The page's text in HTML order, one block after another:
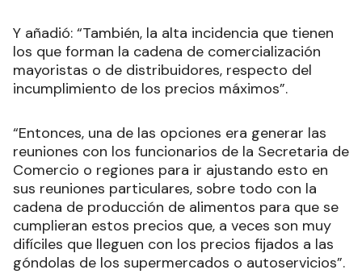
Y añadió: “También, la alta incidencia que tienen
los que forman la cadena de comercialización
mayoristas o de distribuidores, respecto del
incumplimiento de los precios máximos”.
“Entonces, una de las opciones era generar las
reuniones con los funcionarios de la Secretaria de
Comercio o regiones para ir ajustando esto en
sus reuniones particulares, sobre todo con la
cadena de producción de alimentos para que se
cumplieran estos precios que, a veces son muy
difíciles que lleguen con los precios fijados a las
góndolas de los supermercados o autoservicios”.